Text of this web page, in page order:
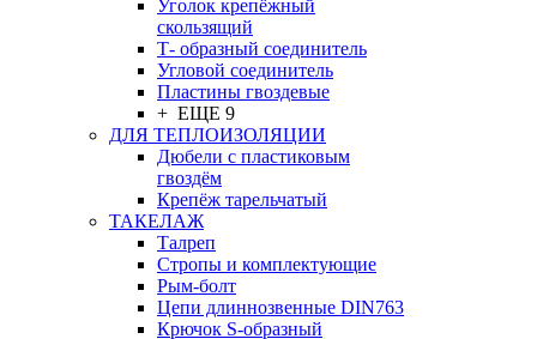
Уголок крепёжный
скользящий
Т- образный соединитель
Угловой соединитель
Пластины гвоздевые
+ ЕЩЕ 9
ДЛЯ ТЕПЛОИЗОЛЯЦИИ
Дюбели с пластиковым
гвоздём
Крепёж тарельчатый
ТАКЕЛАЖ
Талреп
Стропы и комплектующие
Рым-болт
Цепи длиннозвенные DIN763
Крючок S-образный